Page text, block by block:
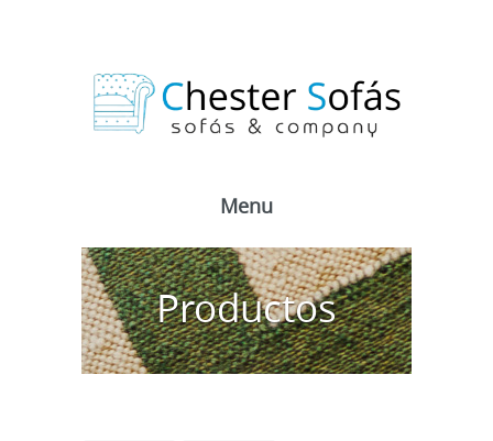
Menu
Productos